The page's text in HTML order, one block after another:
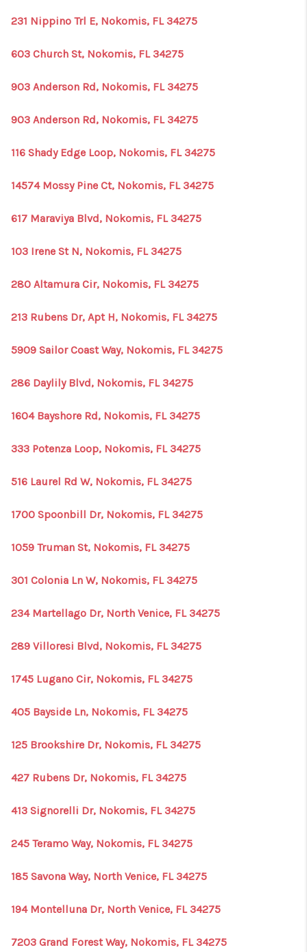
231 Nippino Trl E, Nokomis, FL 34275
603 Church St, Nokomis, FL 34275
903 Anderson Rd, Nokomis, FL 34275
903 Anderson Rd, Nokomis, FL 34275
116 Shady Edge Loop, Nokomis, FL 34275
14574 Mossy Pine Ct, Nokomis, FL 34275
617 Maraviya Blvd, Nokomis, FL 34275
103 Irene St N, Nokomis, FL 34275
280 Altamura Cir, Nokomis, FL 34275
213 Rubens Dr, Apt H, Nokomis, FL 34275
5909 Sailor Coast Way, Nokomis, FL 34275
286 Daylily Blvd, Nokomis, FL 34275
1604 Bayshore Rd, Nokomis, FL 34275
333 Potenza Loop, Nokomis, FL 34275
516 Laurel Rd W, Nokomis, FL 34275
1700 Spoonbill Dr, Nokomis, FL 34275
1059 Truman St, Nokomis, FL 34275
301 Colonia Ln W, Nokomis, FL 34275
234 Martellago Dr, North Venice, FL 34275
289 Villoresi Blvd, Nokomis, FL 34275
1745 Lugano Cir, Nokomis, FL 34275
405 Bayside Ln, Nokomis, FL 34275
125 Brookshire Dr, Nokomis, FL 34275
427 Rubens Dr, Nokomis, FL 34275
413 Signorelli Dr, Nokomis, FL 34275
245 Teramo Way, Nokomis, FL 34275
185 Savona Way, North Venice, FL 34275
194 Montelluna Dr, North Venice, FL 34275
7203 Grand Forest Way, Nokomis, FL 34275